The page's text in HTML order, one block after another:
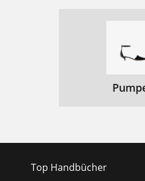
Top Handbücher